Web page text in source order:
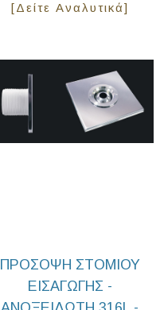
[Δείτε Αναλυτικά]
ΠΡΟΣΟΨΗ ΣΤΟΜΙΟΥ
ΕΙΣΑΓΩΓΗΣ -